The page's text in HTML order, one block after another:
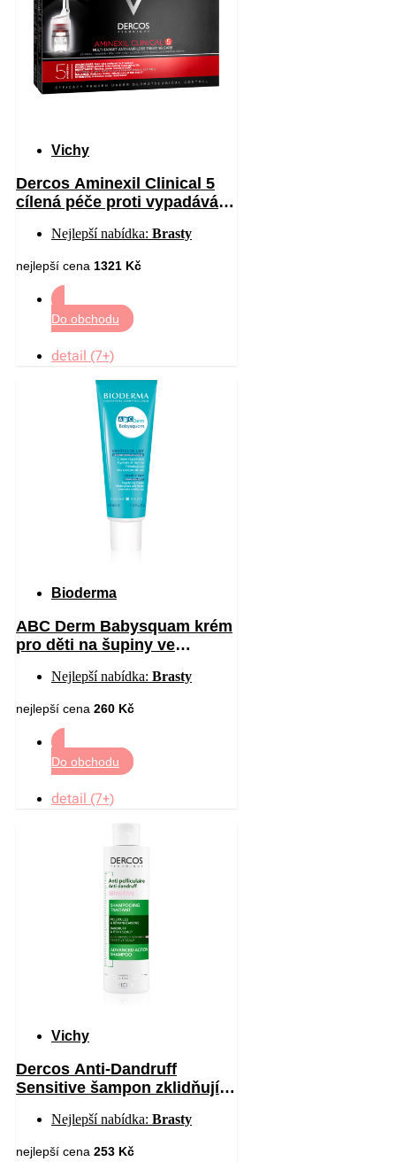
Vichy
Dercos Aminexil Clinical 5
cílená péče proti vypadávání
Nejlepší nabídka: Brasty
nejlepší cena 1321 Kč
Do obchodu
detail (7+)
Bioderma
ABC Derm Babysquam krém
pro děti na šupiny ve
Nejlepší nabídka: Brasty
nejlepší cena 260 Kč
Do obchodu
detail (7+)
Vichy
Dercos Anti-Dandruff
Sensitive šampon zklidňující
lupům 200 ml
Nejlepší nabídka: Brasty
nejlepší cena 253 Kč